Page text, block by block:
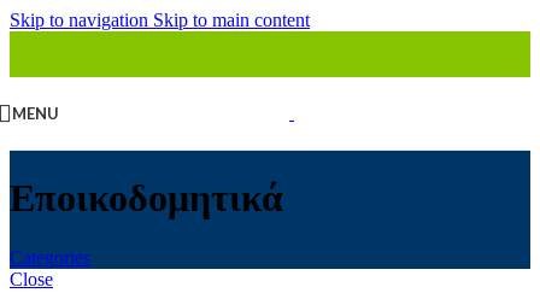
Skip to navigation Skip to main content
MENU
Εποικοδομητικά
Categories
Close